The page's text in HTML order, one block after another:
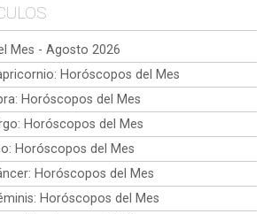
Mes - Agosto 2026
Horóscopos del Mes
Horóscopos del Mes
Horóscopos del Mes
Horóscopos del Mes
Horóscopos del Mes
Horóscopos del Mes